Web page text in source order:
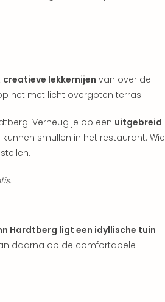
creatieve lekkernijen van over de
het met licht overgoten terras.
Verheug je op een uitgebreid
smullen in het restaurant. Wie
Hardtberg ligt een idyllische tuin
daarna op de comfortabele